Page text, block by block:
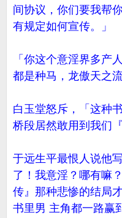
间协议，你们要我帮
有规定如何宣传。」
「你这个意淫界多产
都是种马，龙傲天之流
白玉堂怒斥，「这种
桥段居然敢用到我们
于远生平最恨人说他
了！我意淫？哪有嘛
传』那种悲惨的结局
书里男 主角都一路赢